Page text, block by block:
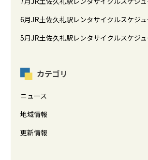
6月JR土佐久礼駅レンタサイクルスケジ
5月JR土佐久礼駅レンタサイクルスケジ
カテゴリ
ニュース
地域情報
更新情報